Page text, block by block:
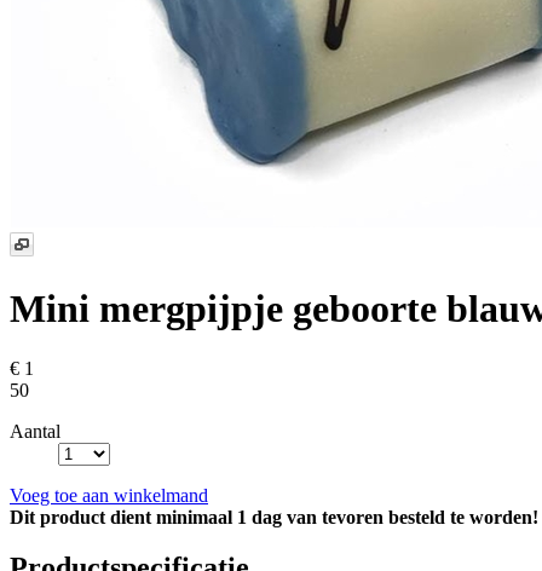
Mini mergpijpje geboorte
€ 1
50
Aantal
Voeg toe aan winkelmand
Dit product dient minimaal 1 dag van tevoren besteld te worden!